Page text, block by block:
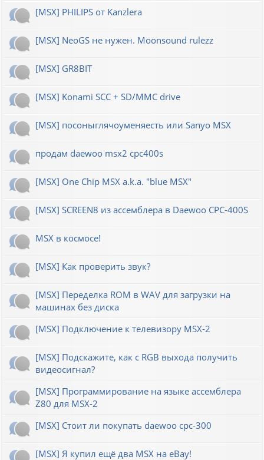
[MSX] PHILIPS от Kanzlera
[MSX] NeoGS не нужен. Moonsound rulezz
[MSX] GR8BIT
[MSX] Konami SCC + SD/MMC drive
[MSX] посоныглячоуменяесть или Sanyo MSX
продам daewoo msx2 cpc400s
[MSX] One Chip MSX a.k.a. "blue MSX"
[MSX] SCREEN8 из ассемблера в Daewoo CPC-400S
MSX в космосе!
[MSX] Как проверить звук?
[MSX] Переделка ROM в WAV для загрузки на
машинах без диска
[MSX] Подключение к телевизору MSX-2
[MSX] Подскажите, как с RGB выхода получить
видеосигнал?
[MSX] Программирование на языке ассемблера
Z80 для MSX-2
[MSX] Стоит ли покупать daewoo cpc-300
[MSX] Я купил ещё два MSX на eBay!